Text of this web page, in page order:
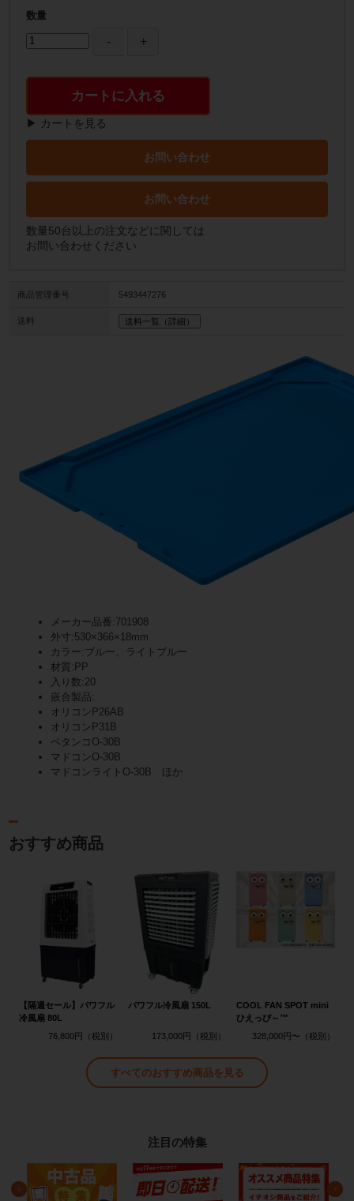
数量
カートに入れる
▶ カートを見る
お問い合わせ
お問い合わせ
数量50台以上の注文などに関しては
お問い合わせください
商品管理番号 5493447276
送料 送料一覧（詳細）
メーカー品番:701908
外寸:530×366×18mm
カラー:ブルー、ライトブルー
材質:PP
入り数:20
嵌合製品:
オリコンP26AB
オリコンP31B
ペタンコO-30B
マドコンO-30B
マドコンライトO-30B ほか
おすすめ商品
【隔週セール】パワフル
冷風扇 80L
76,800円
パワフル冷風扇 150L
173,000円
COOL FAN SPOT mini
ひえっぴ～™
328,000円〜
すべてのおすすめ商品を見る
注目の特集